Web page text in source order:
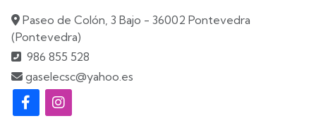
Paseo de Colón, 3 Bajo - 36002 Pontevedra
(Pontevedra)
986 855 528
gaselecsc@yahoo.es